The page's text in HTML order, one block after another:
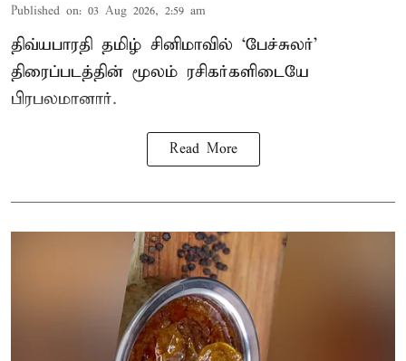
Published on: 03 Aug 2026, 2:59 am
திவ்யபாரதி தமிழ் சினிமாவில் ‘பேச்சுலர்’
திரைப்படத்தின் மூலம் ரசிகர்களிடையே
பிரபலமானார்.
Read More